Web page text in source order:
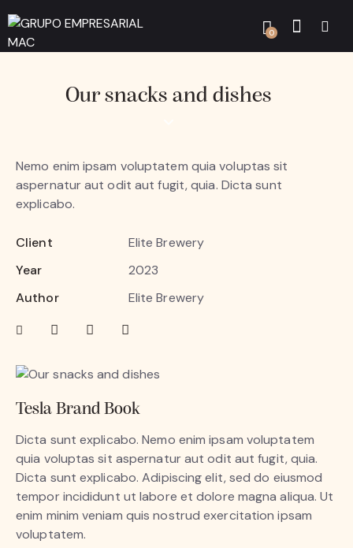
0
Our snacks and dishes
Nemo enim ipsam voluptatem quia voluptas sit
aspernatur aut odit aut fugit, quia. Dicta sunt
explicabo.
Client
Elite Brewery
Year
2023
Author
Elite Brewery
Tesla Brand Book
Dicta sunt explicabo. Nemo enim ipsam voluptatem
quia voluptas sit aspernatur aut odit aut fugit, quia.
Dicta sunt explicabo. Adipiscing elit, sed do eiusmod
tempor incididunt ut labore et dolore magna aliqua. Ut
enim minim veniam quis nostrud exercitation ipsam
voluptatem.